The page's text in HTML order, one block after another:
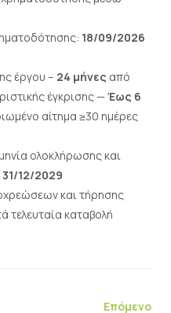
18/09/2026
έργου – 24 μήνες από
έγκρισης — Έως 6
αίτημα ≥30 ημέρες
ολοκλήρωσης και
31/12/2029
και τήρησης
τελευταία καταβολή
Επόμενο